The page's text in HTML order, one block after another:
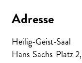
Adresse
Heilig-Geist-Saal
Hans-Sachs-Platz 2,